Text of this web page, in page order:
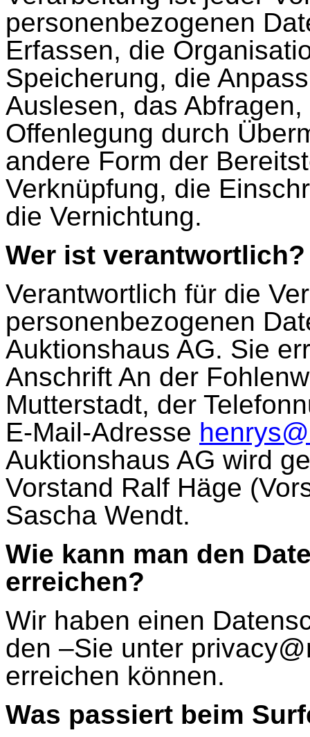
personenbezogenen
Erfassen, die
Speicherung, die
Auslesen, das
Offenlegung durch
andere Form der
Verknüpfung, die
die Vernichtung.
Wer ist verantwortlich?
Verantwortlich für die
personenbezogenen
Auktionshaus AG. Sie
Anschrift An der
Mutterstadt, der
E-Mail-Adresse
Auktionshaus AG wird
Vorstand Ralf Häge
Sascha Wendt.
Wie kann man den
erreichen?
Wir haben einen
den –Sie unter
erreichen können.
Was passiert beim